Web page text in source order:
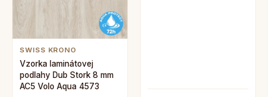
SWISS KRONO
Vzorka laminátovej
podlahy Dub Stork 8 mm
AC5 Volo Aqua 4573